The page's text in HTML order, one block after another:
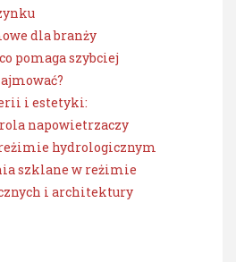
dla branży
pomaga szybciej
i estetyki:
napowietrzaczy
hydrologicznym
szklane w reżimie
i architektury